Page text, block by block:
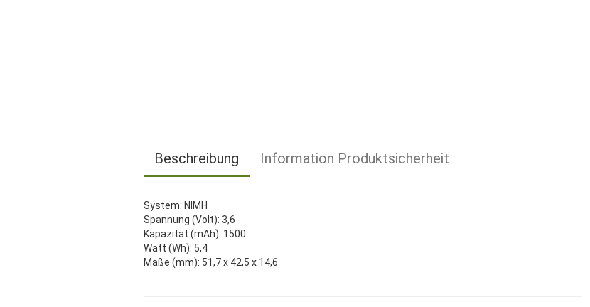
Beschreibung Information Produktsicherheit
System: NIMH
Spannung (Volt): 3,6
Kapazität (mAh): 1500
Watt (Wh): 5,4
Maße (mm): 51,7 x 42,5 x 14,6